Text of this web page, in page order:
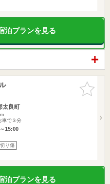
泊プランを見る
お気に入
りに追加
太良町
車で３分
15:00
切り傷
泊プランを見る